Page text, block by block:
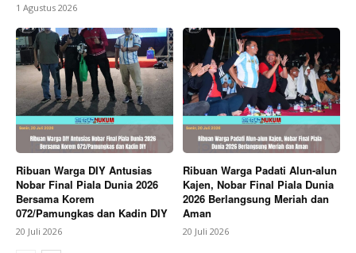
1 Agustus 2026
Ribuan Warga DIY Antusias
Nobar Final Piala Dunia 2026
Bersama Korem
072/Pamungkas dan Kadin DIY
20 Juli 2026
Ribuan Warga Padati Alun-alun
Kajen, Nobar Final Piala Dunia
2026 Berlangsung Meriah dan
Aman
20 Juli 2026